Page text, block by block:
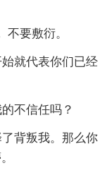
要敷衍。
就代表你们已经
不信任吗？
背叛我。那么你